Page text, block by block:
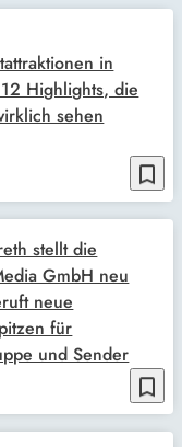
bookmark_border
in
Highlights, die
sehen
bookmark_border
stellt die
GmbH neu
neue
für
und Sender